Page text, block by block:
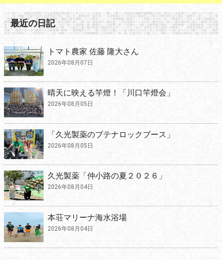
最近の日記
トマト農家 佐藤 隆大さん
2026年08月07日
晴天に映える竿燈！「川口竿燈会」
2026年08月05日
「久光製薬のブテナロックブース」
2026年08月05日
久光製薬「仲小路の夏２０２６」
2026年08月04日
本荘マリーナ海水浴場
2026年08月04日